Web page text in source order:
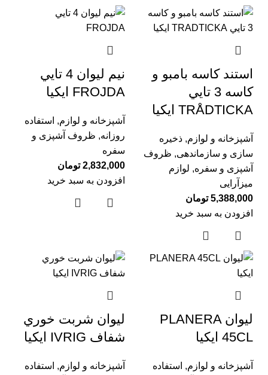
استند كاسه بامبو و
كاسه 3 تايي
TRÅDTICKA ايكيا
آشپزخانه و لوازم, ذخیره
سازی و سازماندهی, ظروف
آشپزی و سفره, لوازم
میزآرایی
5,388,000 تومان
افزودن به سبد خرید
نيم ليوان 4 تايي
FROJDA ایکیا
آشپزخانه و لوازم, استفاده
روزانه, ظروف آشپزی و
سفره
2,832,000 تومان
افزودن به سبد خرید
ليوان PLANERA
45CL ايكيا
آشپزخانه و لوازم, استفاده
ليوان شربت خوري
شفاف IVRIG ايكيا
آشپزخانه و لوازم, استفاده